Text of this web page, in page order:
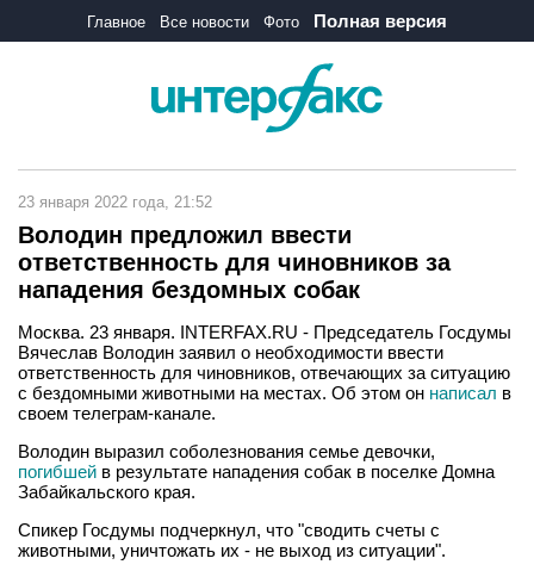
Главное Все новости Фото Полная версия
23 января 2022 года, 21:52
Володин предложил ввести
ответственность для чиновников за
нападения бездомных собак
Москва. 23 января. INTERFAX.RU - Председатель Госдумы
Вячеслав Володин заявил о необходимости ввести
ответственность для чиновников, отвечающих за ситуацию
с бездомными животными на местах. Об этом он написал в
своем телеграм-канале.
Володин выразил соболезнования семье девочки,
погибшей в результате нападения собак в поселке Домна
Забайкальского края.
Спикер Госдумы подчеркнул, что "сводить счеты с
животными, уничтожать их - не выход из ситуации".